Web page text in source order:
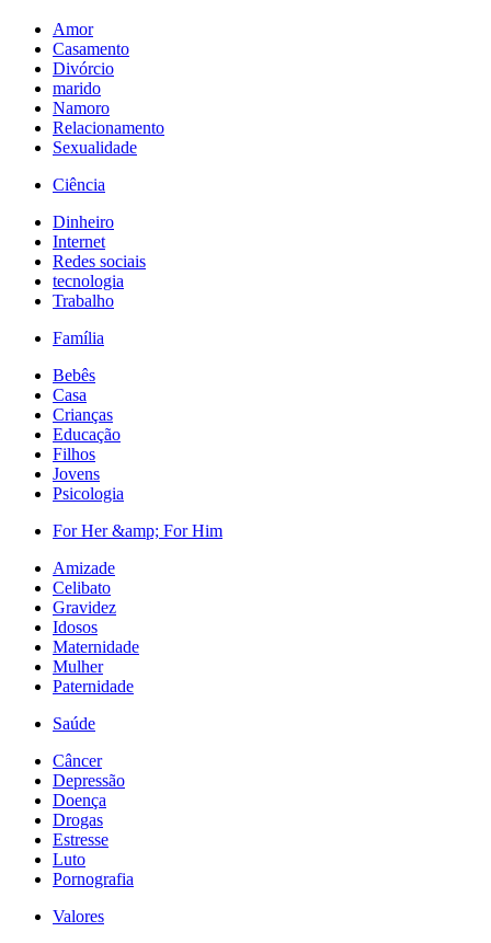
Amor
Casamento
Divórcio
marido
Namoro
Relacionamento
Sexualidade
Ciência
Dinheiro
Internet
Redes sociais
tecnologia
Trabalho
Família
Bebês
Casa
Crianças
Educação
Filhos
Jovens
Psicologia
For Her &amp; For Him
Amizade
Celibato
Gravidez
Idosos
Maternidade
Mulher
Paternidade
Saúde
Câncer
Depressão
Doença
Drogas
Estresse
Luto
Pornografia
Valores